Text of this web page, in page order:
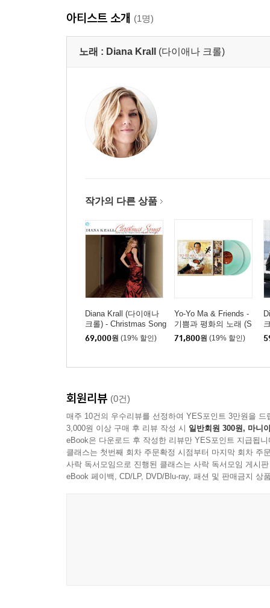
아티스트 소개 (1명)
노래 : Diana Krall (다이애나 크롤)
작가의 다른 상품
Diana Krall (다이애나
크롤) - Christmas Song
s [레드 앤 그린 스플릿
컬러 LP]
69,000원 (19% 할인)
Yo-Yo Ma & Friends -
기쁨과 평화의 노래 (S
ongs Of Joy & Peace)
[그린 컬러 2LP]
71,800원 (19% 할인)
회원리뷰 (0건)
매주 10건의 우수리뷰를 선정하여 YES포인트 3만원을 드
3,000원 이상 구매 후 리뷰 작성 시 일반회원 300원, 마니
eBook은 다운로드 후 작성한 리뷰만 YES포인트 지급됩니
클래스는 첫번째 회차 주문확정 시점부터 마지막 회차 주
사락 독서모임으로 진행된 클래스는 사락 독서모임 게시
eBook 페이백, CD/LP, DVD/Blu-ray, 패션 및 판매금지 상